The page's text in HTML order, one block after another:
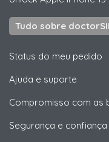
Tudo sobre
Status do meu pedido
Ajuda e suporte
Compromisso com as
Segurança e confiança